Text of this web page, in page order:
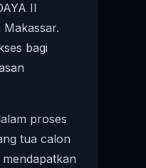
II
bagi
proses
tua calon